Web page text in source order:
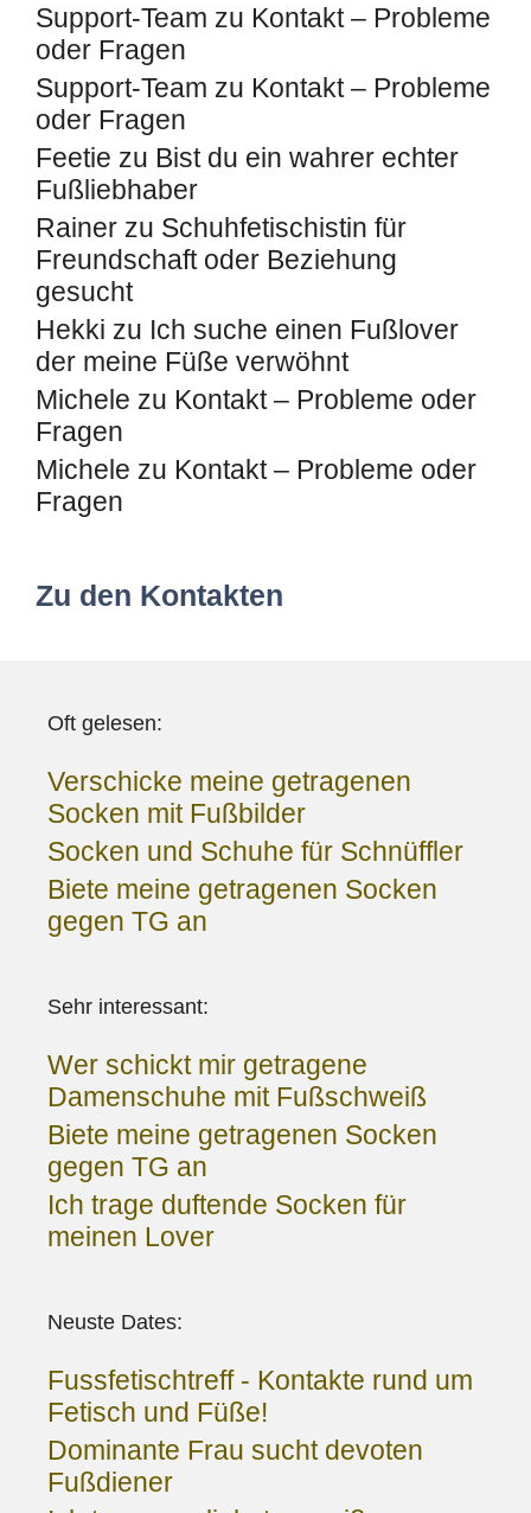
Support-Team zu Kontakt – Probleme
oder Fragen
Support-Team zu Kontakt – Probleme
oder Fragen
Feetie zu Bist du ein wahrer echter
Fußliebhaber
Rainer zu Schuhfetischistin für
Freundschaft oder Beziehung
gesucht
Hekki zu Ich suche einen Fußlover
der meine Füße verwöhnt
Michele zu Kontakt – Probleme oder
Fragen
Michele zu Kontakt – Probleme oder
Fragen
Zu den Kontakten
Oft gelesen:
Verschicke meine getragenen
Socken mit Fußbilder
Socken und Schuhe für Schnüffler
Biete meine getragenen Socken
gegen TG an
Sehr interessant:
Wer schickt mir getragene
Damenschuhe mit Fußschweiß
Biete meine getragenen Socken
gegen TG an
Ich trage duftende Socken für
meinen Lover
Neuste Dates:
Fussfetischtreff - Kontakte rund um
Fetisch und Füße!
Dominante Frau sucht devoten
Fußdiener